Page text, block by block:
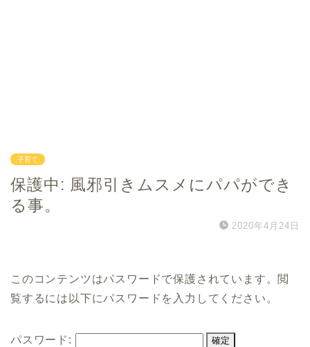
子育て
保護中: 風邪引きムスメにパパができ
る事。
2020年4月24日
このコンテンツはパスワードで保護されています。閲
覧するには以下にパスワードを入力してください。
パスワード: